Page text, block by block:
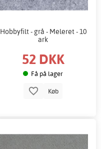
Hobbyfilt - grå - Meleret - 10
ark
52 DKK
Få på lager
Køb